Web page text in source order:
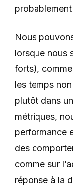
Nous
lorsque nous
forts),
les temps
plutôt dans
métriques,
performance
des
comme sur
réponse à la